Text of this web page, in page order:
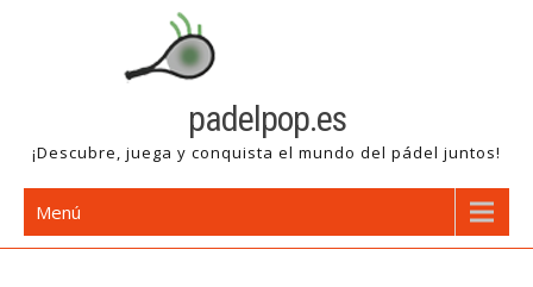
padelpop.es
¡Descubre, juega y conquista el mundo del pádel juntos!
Menú